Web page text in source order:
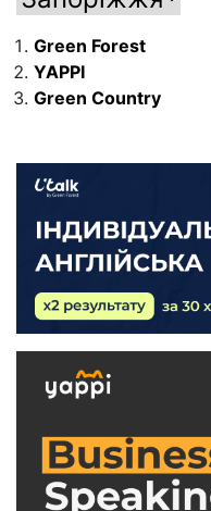
Green Forest
YAPPI
Green Country